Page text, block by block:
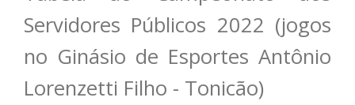
Servidores Públicos 2022 (jogos
no Ginásio de Esportes Antônio
Lorenzetti Filho - Tonicão)